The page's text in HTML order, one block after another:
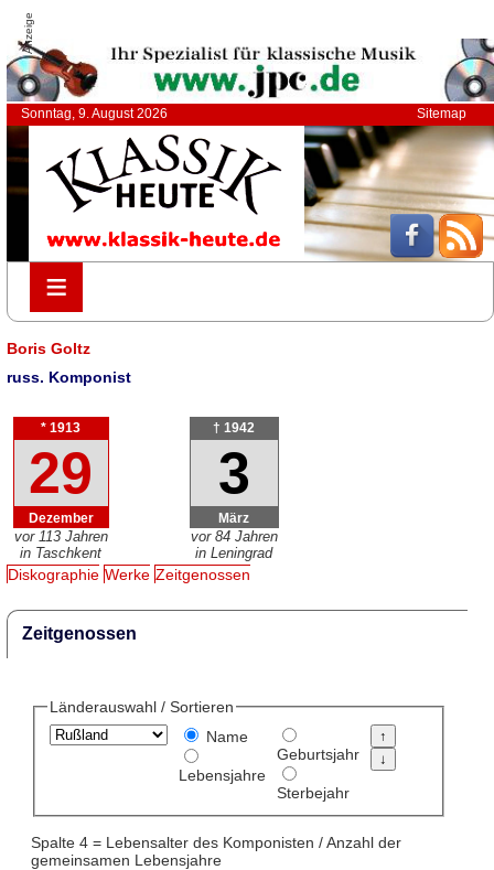
Anzeige
Sonntag, 9. August 2026 Sitemap
≡
≡
Boris Goltz
russ. Komponist
* 1913
29
Dezember
vor 113 Jahren
in Taschkent
† 1942
3
März
vor 84 Jahren
in Leningrad
Diskographie Werke Zeitgenossen
Zeitgenossen
Länderauswahl / Sortieren
Name
Lebensjahre
Geburtsjahr
Sterbejahr
Spalte 4 = Lebensalter des Komponisten / Anzahl der
gemeinsamen Lebensjahre